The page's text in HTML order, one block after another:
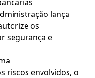
lança
os
segurança e
riscos envolvidos, o